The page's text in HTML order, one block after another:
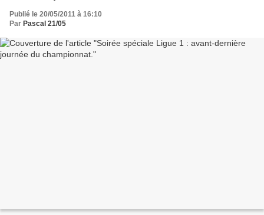
Publié le 20/05/2011 à 16:10
Par Pascal 21/05